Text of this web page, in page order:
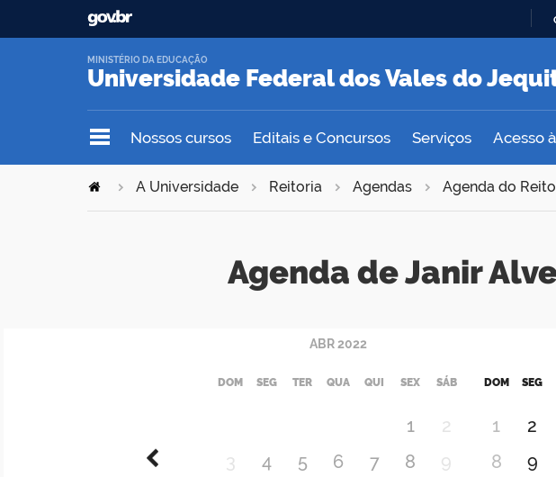
Universidade Federal dos Vales do
MINISTÉRIO DA EDUCAÇÃO
Nossos cursos Editais e Concursos Serviços Acesso
A Universidade Reitoria Agendas Agenda do
Agenda de Janir
ABR2022
DOM SEG TER QUA QUI SEX SÁB
1
2
3
4 5 6 7 8
9
DOM SEG
1 2
8
9